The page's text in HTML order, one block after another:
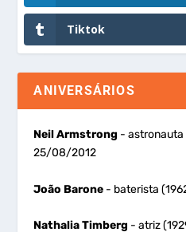
Tiktok
ANIVERSÁRIOS
Neil Armstrong - astronauta
25/08/2012
João Barone - baterista
Nathalia Timberg - atriz